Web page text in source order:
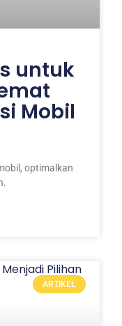
untuk
Mobil
optimalkan
ARTIKEL